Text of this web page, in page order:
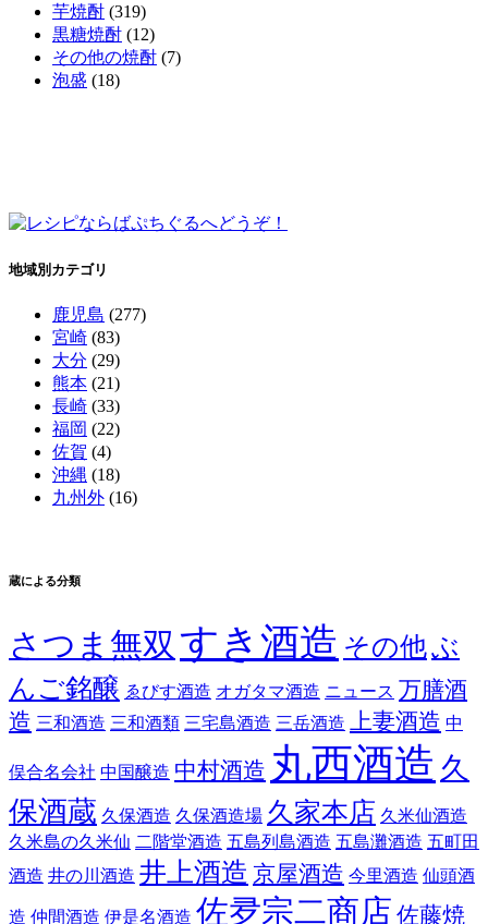
芋焼酎 (319)
黒糖焼酎 (12)
その他の焼酎 (7)
泡盛 (18)
地域別カテゴリ
鹿児島 (277)
宮崎 (83)
大分 (29)
熊本 (21)
長崎 (33)
福岡 (22)
佐賀 (4)
沖縄 (18)
九州外 (16)
蔵による分類
さつま無双 すき酒造 その他ぶ
んご銘醸 ゑびす酒造 オガタマ酒造 ニュース 万膳酒
造 三和酒造 三和酒類 三宅島酒造 三岳酒造 上妻酒造 中
俣合名会社 中国醸造 中村酒造 丸西酒造 久
保酒蔵 久保酒造 久保酒造場 久家本店 久米仙酒造
久米島の久米仙 二階堂酒造 五島列島酒造 五島灘酒造 五町田
酒造 井の川酒造 井上酒造 京屋酒造 今里酒造 仙頭酒
造 仲間酒造 伊是名酒造 佐夛宗二商店 佐藤焼